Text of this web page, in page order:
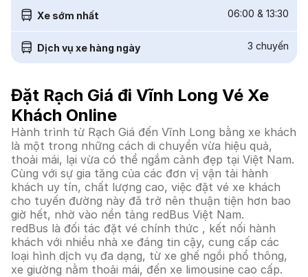
Xe sớm nhất 06:00 & 13:30
Dịch vụ xe hàng ngày 3 chuyến
Đặt Rạch Giá đi Vĩnh Long Vé Xe
Khách Online
Hành trình từ Rạch Giá đến Vĩnh Long bằng xe khách
là một trong những cách di chuyển vừa hiệu quả,
thoải mái, lại vừa có thể ngắm cảnh đẹp tại Việt Nam.
Cùng với sự gia tăng của các đơn vị vận tải hành
khách uy tín, chất lượng cao, việc đặt vé xe khách
cho tuyến đường này đã trở nên thuận tiện hơn bao
giờ hết, nhờ vào nền tảng redBus Việt Nam.
redBus là đối tác đặt vé chính thức , kết nối hành
khách với nhiều nhà xe đáng tin cậy, cung cấp các
loại hình dịch vụ đa dạng, từ xe ghế ngồi phổ thông,
xe giường nằm thoải mái, đến xe limousine cao cấp.